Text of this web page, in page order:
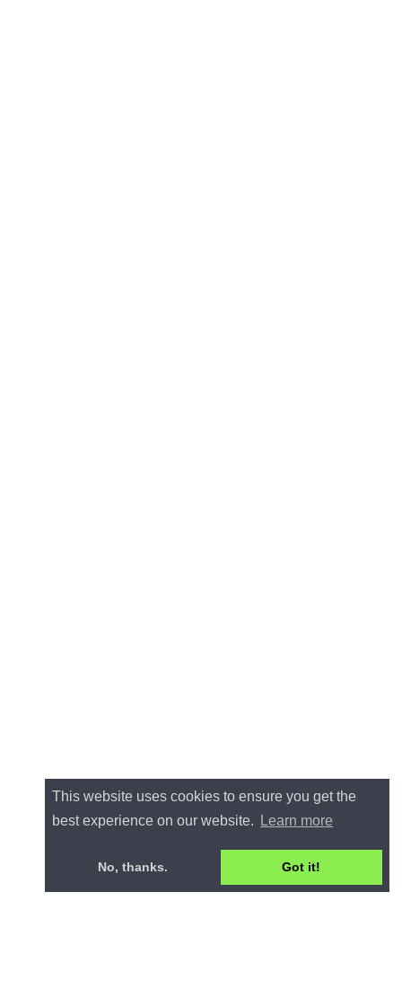
This website uses cookies to ensure you get the
best experience on our website.
Learn more
No, thanks. Got it!